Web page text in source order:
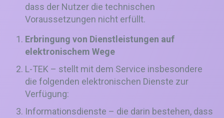
dass der Nutzer die technischen
Voraussetzungen nicht erfüllt.
Erbringung von Dienstleistungen auf
elektronischem Wege
L-TEK – stellt mit dem Service insbesondere
die folgenden elektronischen Dienste zur
Verfügung:
Informationsdienste – die darin bestehen, dass